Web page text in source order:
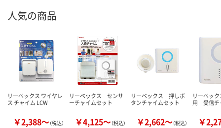
人気の商品
リーベックス ワイヤレ
ス チャイム LCW
￥2,388～（税込）
リーベックス センサ
ーチャイムセット
￥4,125～（税込）
リーベックス 押しボ
タンチャイムセット
￥2,662～（税込）
リーベッ
用 受信チ
￥